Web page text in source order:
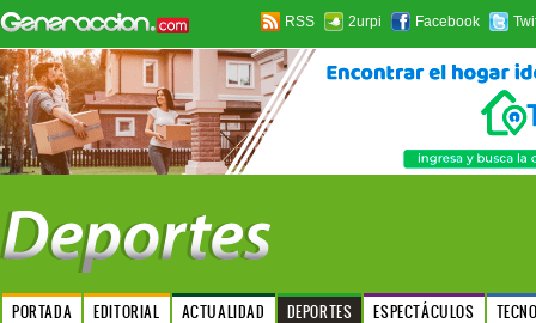
RSS 2urpi Facebook
PORTADA EDITORIAL ACTUALIDAD DEPORTES ESPECTÁCULOS